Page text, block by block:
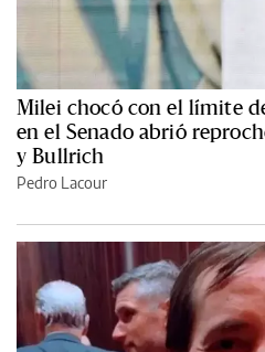
Milei chocó con el límite
en el Senado abrió
y Bullrich
Pedro Lacour